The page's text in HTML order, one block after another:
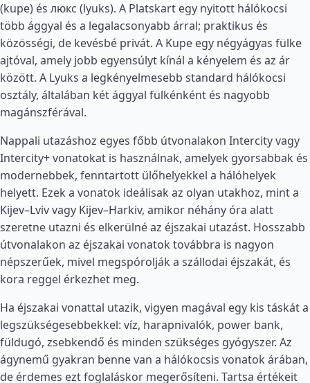
(kupe) és люкс (lyuks). A Platskart egy nyitott hálókocsi
több ággyal és a legalacsonyabb árral; praktikus és
közösségi, de kevésbé privát. A Kupe egy négyágyas fülke
ajtóval, amely jobb egyensúlyt kínál a kényelem és az ár
között. A Lyuks a legkényelmesebb standard hálókocsi
osztály, általában két ággyal fülkénként és nagyobb
magánszférával.
Nappali utazáshoz egyes főbb útvonalakon Intercity vagy
Intercity+ vonatokat is használnak, amelyek gyorsabbak és
modernebbek, fenntartott ülőhelyekkel a hálóhelyek
helyett. Ezek a vonatok ideálisak az olyan utakhoz, mint a
Kijev–Lviv vagy Kijev–Harkiv, amikor néhány óra alatt
szeretne utazni és elkerülné az éjszakai utazást. Hosszabb
útvonalakon az éjszakai vonatok továbbra is nagyon
népszerűek, mivel megspórolják a szállodai éjszakát, és
kora reggel érkezhet meg.
Ha éjszakai vonattal utazik, vigyen magával egy kis táskát a
legszükségesebbekkel: víz, harapnivalók, power bank,
füldugó, zsebkendő és minden szükséges gyógyszer. Az
ágynemű gyakran benne van a hálókocsis vonatok árában,
de érdemes ezt foglaláskor megerősíteni. Tartsa értékeit